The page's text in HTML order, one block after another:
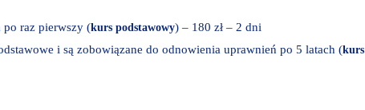
po raz pierwszy (kurs podstawowy) – 180 zł – 2 dni
i są zobowiązane do odnowienia uprawnień po 5 latach (kurs